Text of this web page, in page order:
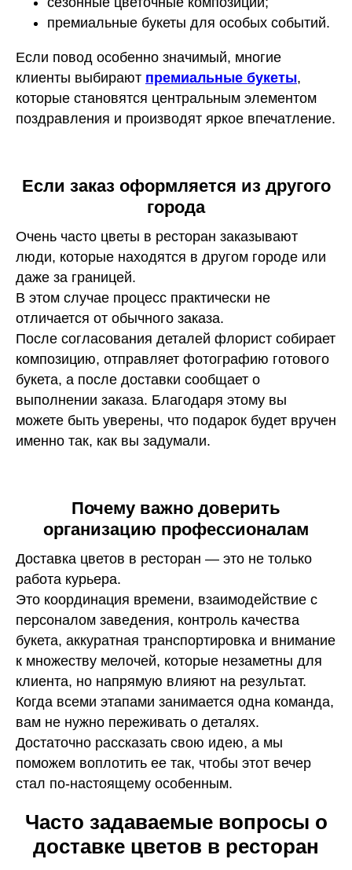
премиальные букеты для особых событий.
Если повод особенно значимый, многие
клиенты выбирают премиальные букеты,
которые становятся центральным элементом
поздравления и производят яркое впечатление.
Если заказ оформляется из другого
города
Очень часто цветы в ресторан заказывают
люди, которые находятся в другом городе или
даже за границей.
В этом случае процесс практически не
отличается от обычного заказа.
После согласования деталей флорист собирает
композицию, отправляет фотографию готового
букета, а после доставки сообщает о
выполнении заказа. Благодаря этому вы
можете быть уверены, что подарок будет вручен
именно так, как вы задумали.
Почему важно доверить
организацию профессионалам
Доставка цветов в ресторан — это не только
работа курьера.
Это координация времени, взаимодействие с
персоналом заведения, контроль качества
букета, аккуратная транспортировка и внимание
к множеству мелочей, которые незаметны для
клиента, но напрямую влияют на результат.
Когда всеми этапами занимается одна команда,
вам не нужно переживать о деталях.
Достаточно рассказать свою идею, а мы
поможем воплотить ее так, чтобы этот вечер
стал по-настоящему особенным.
Часто задаваемые вопросы о
доставке цветов в ресторан